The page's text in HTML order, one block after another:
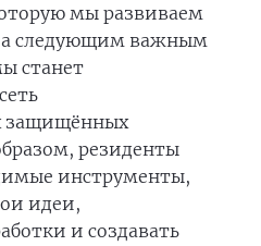
мы развиваем
а следующим важным
станет
защищённых
резиденты
инструменты,
идеи,
и создавать